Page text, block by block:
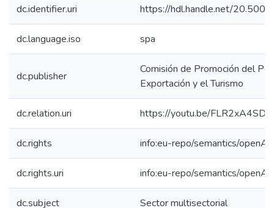
dc.identifier.uri https://hdl.handle.net/
dc.language.iso spa
dc.publisher
Comisión de Promoción del
Exportación y el Turismo
dc.relation.uri https://youtu.be/
dc.rights info:eu-repo/semantics/
dc.rights.uri info:eu-repo/semantics/
dc.subject Sector multisectorial